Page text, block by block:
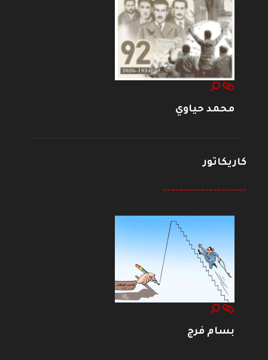
محمد حياوي
كاريكاتور
--------------------
بسام فرج